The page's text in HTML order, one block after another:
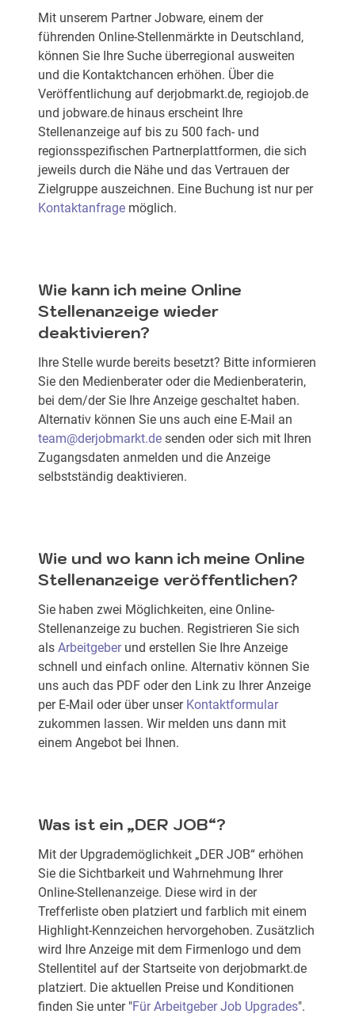
Mit unserem Partner Jobware, einem der
führenden Online-Stellenmärkte in Deutschland,
können Sie Ihre Suche überregional ausweiten
und die Kontaktchancen erhöhen. Über die
Veröffentlichung auf derjobmarkt.de, regiojob.de
und jobware.de hinaus erscheint Ihre
Stellenanzeige auf bis zu 500 fach- und
regionsspezifischen Partnerplattformen, die sich
jeweils durch die Nähe und das Vertrauen der
Zielgruppe auszeichnen. Eine Buchung ist nur per
Kontaktanfrage möglich.
Wie kann ich meine Online
Stellenanzeige wieder
deaktivieren?
Ihre Stelle wurde bereits besetzt? Bitte informieren
Sie den Medienberater oder die Medienberaterin,
bei dem/der Sie Ihre Anzeige geschaltet haben.
Alternativ können Sie uns auch eine E-Mail an
team@derjobmarkt.de senden oder sich mit Ihren
Zugangsdaten anmelden und die Anzeige
selbstständig deaktivieren.
Wie und wo kann ich meine Online
Stellenanzeige veröffentlichen?
Sie haben zwei Möglichkeiten, eine Online-
Stellenanzeige zu buchen. Registrieren Sie sich
als Arbeitgeber und erstellen Sie Ihre Anzeige
schnell und einfach online. Alternativ können Sie
uns auch das PDF oder den Link zu Ihrer Anzeige
per E-Mail oder über unser Kontaktformular
zukommen lassen. Wir melden uns dann mit
einem Angebot bei Ihnen.
Was ist ein „DER JOB“?
Mit der Upgrademöglichkeit „DER JOB“ erhöhen
Sie die Sichtbarkeit und Wahrnehmung Ihrer
Online-Stellenanzeige. Diese wird in der
Trefferliste oben platziert und farblich mit einem
Highlight-Kennzeichen hervorgehoben. Zusätzlich
wird Ihre Anzeige mit dem Firmenlogo und dem
Stellentitel auf der Startseite von derjobmarkt.de
platziert. Die aktuellen Preise und Konditionen
finden Sie unter "Für Arbeitgeber Job Upgrades".